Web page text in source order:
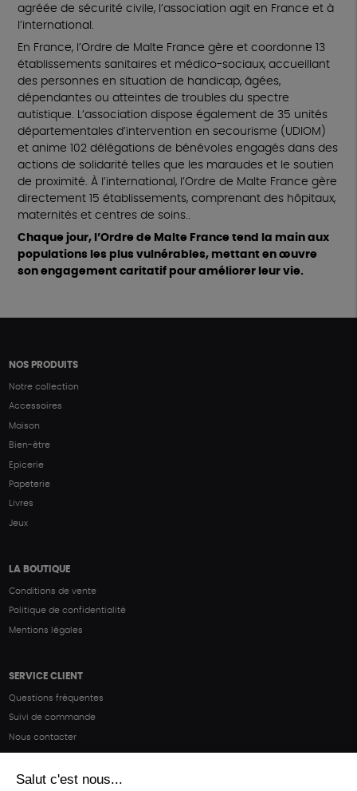
agréée de sécurité civile, l’association agit en France et à
l’international.
En France, l’Ordre de Malte France gère et coordonne 13
établissements sanitaires et médico-sociaux, accueillant
des personnes en situation de handicap, âgées,
dépendantes ou atteintes de troubles du spectre
autistique. L’association dispose également de 35 unités
départementales d’intervention en secourisme (UDIOM)
et anime 102 délégations de bénévoles engagés dans des
actions de solidarité telles que les maraudes et le soutien
de proximité. À l’international, l’Ordre de Malte France gère
directement 15 établissements, comprenant des hôpitaux,
maternités et centres de soins..
Chaque jour, l’Ordre de Malte France tend la main aux
populations les plus vulnérables, mettant en œuvre
son engagement caritatif pour améliorer leur vie.
NOS PRODUITS
Notre collection
Accessoires
Maison
Bien-être
Epicerie
Papeterie
Livres
Jeux
LA BOUTIQUE
Conditions de vente
Politique de confidentialité
Mentions légales
SERVICE CLIENT
Questions fréquentes
Suivi de commande
Nous contacter